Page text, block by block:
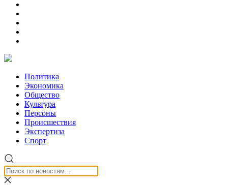
Политика
Экономика
Общество
Культура
Персоны
Происшествия
Экспертиза
Спорт